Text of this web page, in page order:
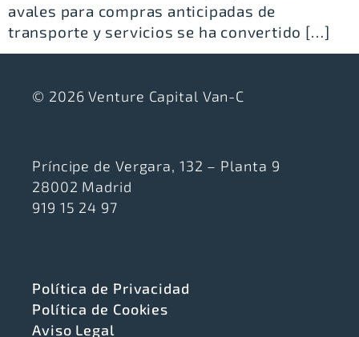
avales para compras anticipadas de
transporte y servicios se ha convertido […]
© 2026 Venture Capital Van-C
Príncipe de Vergara, 132 – Planta 9
28002 Madrid
919 15 24 97
Política de Privacidad
Política de Cookies
Aviso Legal